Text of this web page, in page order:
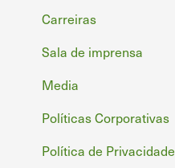
Rodapé
Carreiras
Sala de imprensa
Media
Políticas Corporativas
Política de Privacidade